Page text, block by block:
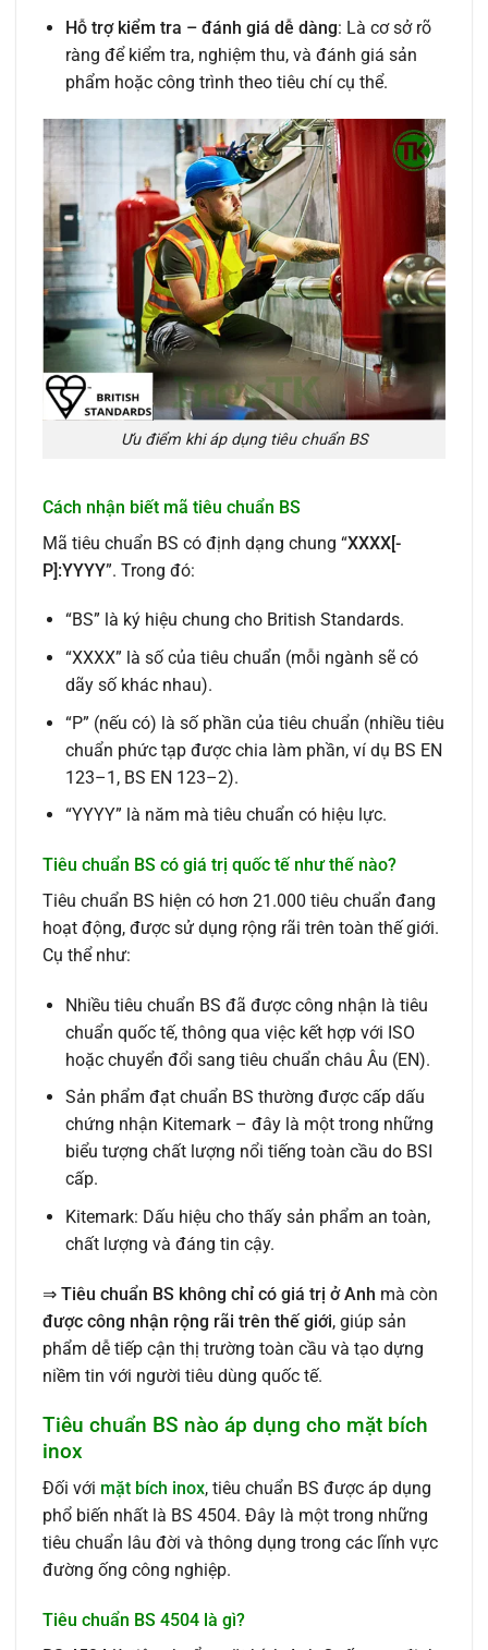
Hỗ trợ kiểm tra – đánh giá dễ dàng: Là cơ sở rõ
ràng để kiểm tra, nghiệm thu, và đánh giá sản
phẩm hoặc công trình theo tiêu chí cụ thể.
Ưu điểm khi áp dụng tiêu chuẩn BS
Cách nhận biết mã tiêu chuẩn BS
Mã tiêu chuẩn BS có định dạng chung “XXXX[-
P]:YYYY”. Trong đó:
“BS” là ký hiệu chung cho British Standards.
“XXXX” là số của tiêu chuẩn (mỗi ngành sẽ có
dãy số khác nhau).
“P” (nếu có) là số phần của tiêu chuẩn (nhiều tiêu
chuẩn phức tạp được chia làm phần, ví dụ BS EN
123–1, BS EN 123–2).
“YYYY” là năm mà tiêu chuẩn có hiệu lực.
Tiêu chuẩn BS có giá trị quốc tế như thế nào?
Tiêu chuẩn BS hiện có hơn 21.000 tiêu chuẩn đang
hoạt động, được sử dụng rộng rãi trên toàn thế giới.
Cụ thể như:
Nhiều tiêu chuẩn BS đã được công nhận là tiêu
chuẩn quốc tế, thông qua việc kết hợp với ISO
hoặc chuyển đổi sang tiêu chuẩn châu Âu (EN).
Sản phẩm đạt chuẩn BS thường được cấp dấu
chứng nhận Kitemark – đây là một trong những
biểu tượng chất lượng nổi tiếng toàn cầu do BSI
cấp.
Kitemark: Dấu hiệu cho thấy sản phẩm an toàn,
chất lượng và đáng tin cậy.
⇒ Tiêu chuẩn BS không chỉ có giá trị ở Anh mà còn
được công nhận rộng rãi trên thế giới, giúp sản
phẩm dễ tiếp cận thị trường toàn cầu và tạo dựng
niềm tin với người tiêu dùng quốc tế.
Tiêu chuẩn BS nào áp dụng cho mặt bích
inox
Đối với mặt bích inox, tiêu chuẩn BS được áp dụng
phổ biến nhất là BS 4504. Đây là một trong những
tiêu chuẩn lâu đời và thông dụng trong các lĩnh vực
đường ống công nghiệp.
Tiêu chuẩn BS 4504 là gì?